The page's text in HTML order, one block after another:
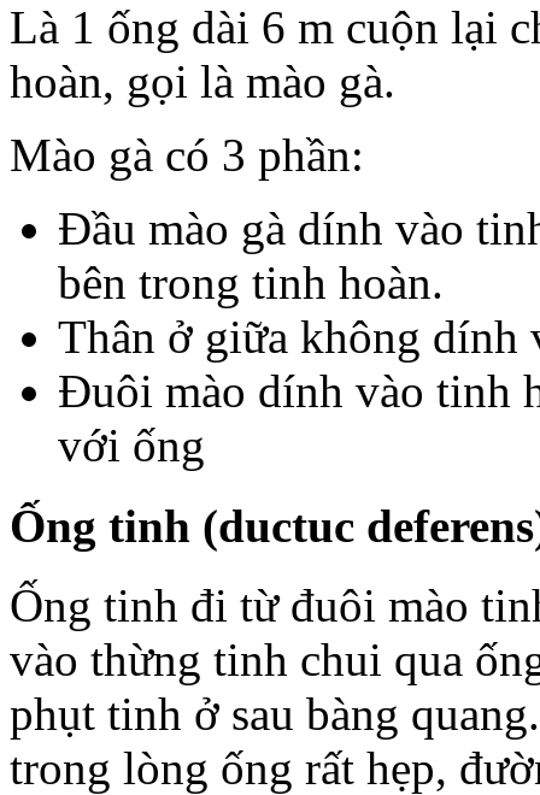
Là 1 ống dài 6 m cuộn lại
hoàn, gọi là mào gà.
Mào gà có 3 phần:
Đầu mào gà dính vào
bên trong tinh hoàn.
Thân ở giữa không dính
Đuôi mào dính vào tinh
với ống
Ống tinh (ductuc
Ống tinh đi từ đuôi mào
vào thừng tinh chui qua
phụt tinh ở sau bàng
trong lòng ống rất hẹp,